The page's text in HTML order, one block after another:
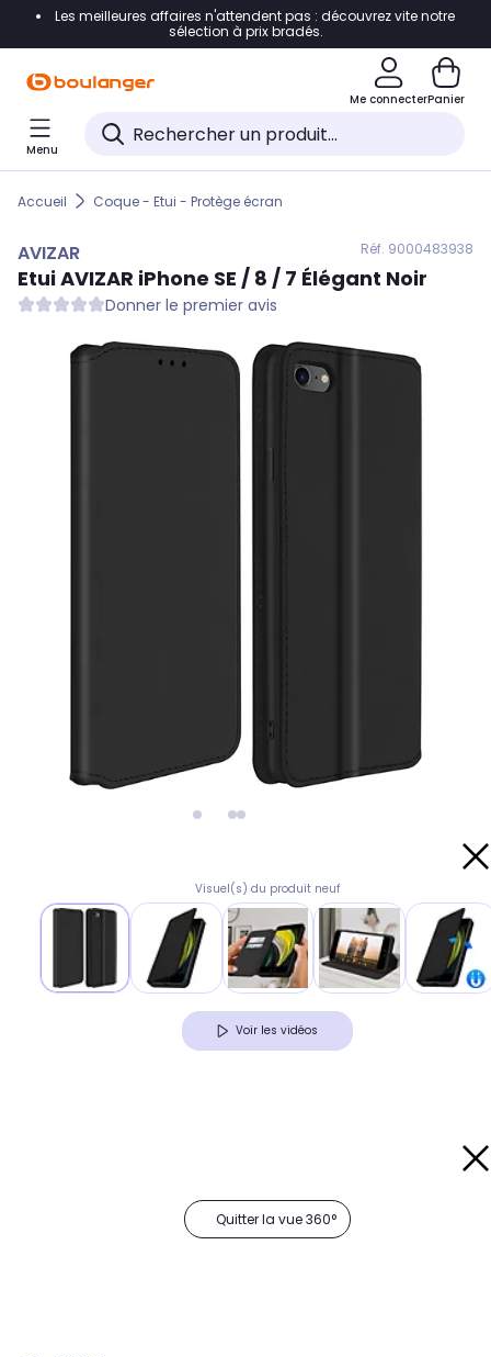
Accéder directement à la navigation
Accéder directement au pied de page
Accéder directement au chatbot
Les meilleures affaires n'attendent pas : découvrez vite notre
sélection à prix bradés.
Me connecterPanier
Menu
Accueil Coque - Etui - Protège écran
AVIZAR Réf. 9000483938
EtuiAVIZAR iPhone SE / 8 / 7 Élégant Noir
Donner le premier avis
Visuel(s) du produit neuf
Voir les vidéos
Quitter la vue 360°